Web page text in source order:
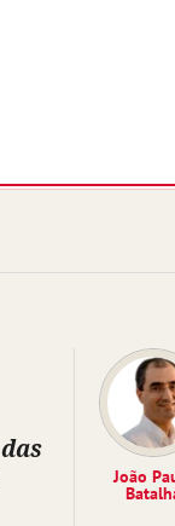
João